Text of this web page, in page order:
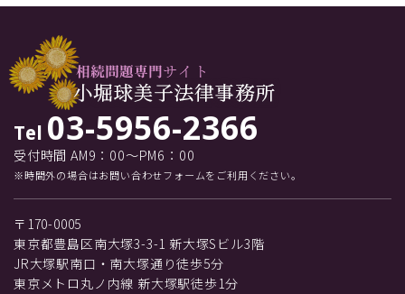
Tel 03-5956-2366
受付時間 AM9：00～PM6：00
※時間外の場合はお問い合わせフォームをご利用ください。
〒170-0005
東京都豊島区南大塚3-3-1 新大塚Sビル3階
JR大塚駅南口・南大塚通り徒歩5分
東京メトロ丸ノ内線 新大塚駅徒歩1分